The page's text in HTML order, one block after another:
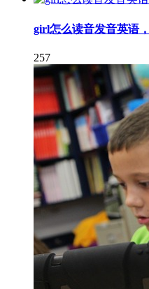
girl怎么读音发音英语
257